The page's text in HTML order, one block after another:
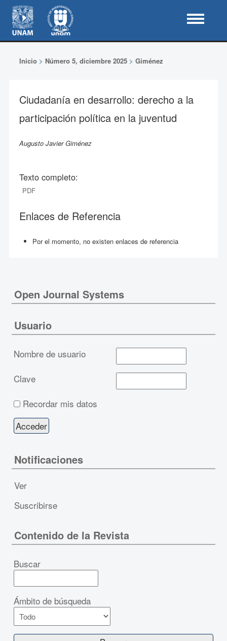
Inicio> Número 5, diciembre 2025> Giménez
Ciudadanía en desarrollo: derecho a la
participación política en la juventud
Augusto Javier Giménez
Texto completo:
PDF
Enlaces de Referencia
Por el momento, no existen enlaces de referencia
Open Journal Systems
Usuario
Nombre de usuario
Clave
Recordar mis datos
Notificaciones
Ver
Suscribirse
Contenido de la Revista
Buscar
Ámbito de búsqueda